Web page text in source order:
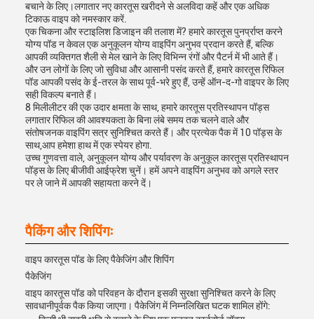
बचाने के लिए।लगातार नए कारतूस खरीदने से अलविदा कहें और एक अधिक
टिकाऊ वाइप को नमस्कार करें.
एक चिकना और स्टाइलिश डिजाइन की तलाश में? हमारे कारतूस पुनर्प्राप्त करने
योग्य पॉड न केवल एक अनुकूलन योग्य वाइपिंग अनुभव प्रदान करते हैं, बल्कि
आपकी व्यक्तिगत शैली से मेल खाने के लिए विभिन्न रंगों और पैटर्न में भी आते हैं।
और उन लोगों के लिए जो सुविधा और आसानी पसंद करते हैं, हमारे कारतूस रिफिल
पॉड आपकी पसंद के ई-तरल के साथ पूर्व-भरे हुए हैं, उन्हें ऑन-द-गो वाइपर के लिए
सही विकल्प बनाते हैं।
8 मिलीलीटर की एक उदार क्षमता के साथ, हमारे कारतूस प्रतिस्थापन पॉड्स
लगातार रिफिल की आवश्यकता के बिना लंबे समय तक चलने वाले और
संतोषजनक वाइपिंग सत्र सुनिश्चित करते हैं। और प्रत्येक पैक में 10 पॉड्स के
साथ,आप हमेशा हाथ में एक स्पेयर होगा.
उच्च गुणवत्ता वाले, अनुकूलन योग्य और पर्यावरण के अनुकूल कारतूस प्रतिस्थापन
पॉड्स के लिए बीजीवी आईफ्रेश चुनें। हमें अपने वाइपिंग अनुभव को अगले स्तर
पर ले जाने में आपकी सहायता करने दें।
पैकिंग और शिपिंगः
वाइप कारतूस पॉड के लिए पैकेजिंग और शिपिंग
पैकेजिंग
वाइप कारतूस पॉड को परिवहन के दौरान इसकी सुरक्षा सुनिश्चित करने के लिए
सावधानीपूर्वक पैक किया जाएगा। पैकेजिंग में निम्नलिखित घटक शामिल होंगे: